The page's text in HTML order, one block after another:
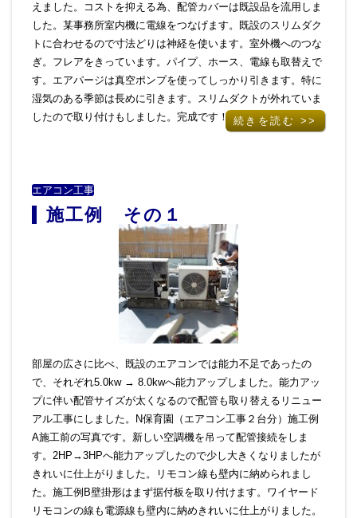
えました。コストを抑える為、配管カバーは既設品を流用しま
した。某事務所室内機に電線をつなげます。既設のスリムダク
トに合わせるので寸法どりは神経を使います。室外機へのつな
ぎ。フレアをきっています。パイプ、ホース、電線も取替えで
す。エアパージは真空ポンプを使ってしっかり引きます。特に
湿気のある季節は長めに引きます。スリムダクトが外れていま
したので取り付けもしました。完成です！続きを読む >>
エアコン工事
施工例 その１
部屋の広さに比べ、既設のエアコンでは能力不足であったの
で、それぞれ5.0kw → 8.0kwへ能力アップしました。能力アッ
プに伴い配管サイズが太くなるので配管も取り替えるリニュー
アル工事にしました。N保育園（エアコン工事２台分）施工例
A施工前の写真です。新しい空調機を吊って配管接続をしま
す。2HP→3HPへ能力アップしたので少し大きくなりましたが
きれいに仕上がりました。リモコン線も壁内に納められまし
た。施工例B壁掛形はまず据付板を取り付けます。ワイヤード
リモコンの線も電源線も壁内に納めきれいに仕上がりました。